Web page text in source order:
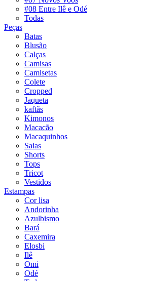
#08 Entre Ilê e Odé
Todas
Peças
Batas
Blusão
Calças
Camisas
Camisetas
Colete
Cropped
Jaqueta
kaftãs
Kimonos
Macacão
Macaquinhos
Saias
Shorts
Tops
Tricot
Vestidos
Estampas
Cor lisa
Andorinha
Azulbismo
Bará
Caxemira
Elosbi
Ilê
Omi
Odé